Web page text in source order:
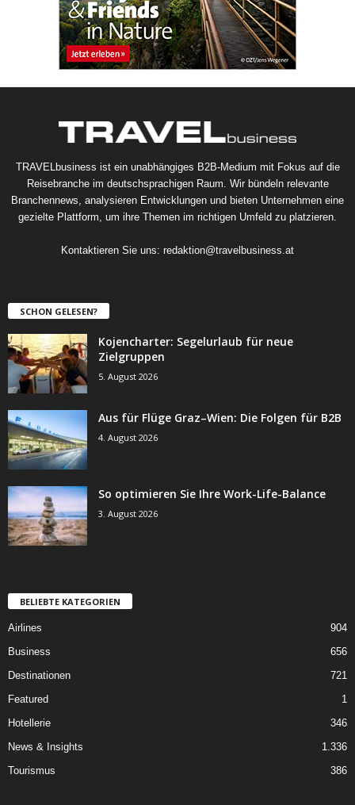
TRAVELbusiness ist ein unabhängiges B2B-Medium mit Fokus auf die
Reisebranche im deutschsprachigen Raum. Wir bündeln relevante
Branchennews, analysieren Entwicklungen und bieten Unternehmen eine
gezielte Plattform, um ihre Themen im richtigen Umfeld zu platzieren.
Kontaktieren Sie uns: redaktion@travelbusiness.at
SCHON GELESEN?
Kojencharter: Segelurlaub für neue
Zielgruppen
5. August 2026
Aus für Flüge Graz–Wien: Die Folgen für B2B
4. August 2026
So optimieren Sie Ihre Work-Life-Balance
3. August 2026
BELIEBTE KATEGORIEN
Airlines
904
Business
656
Destinationen
721
Featured
1
Hotellerie
346
News & Insights
1.336
Tourismus
386